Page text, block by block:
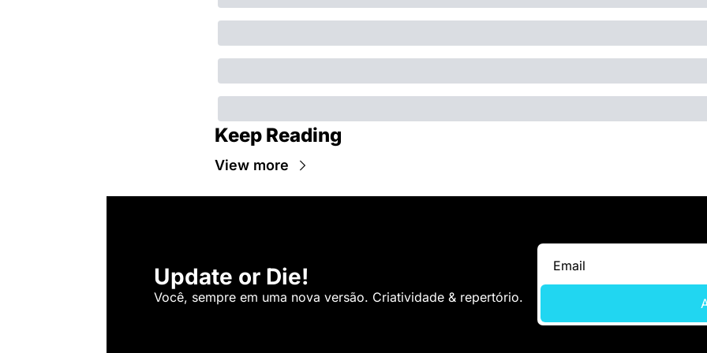
Keep Reading
View more
Update or Die!
Você, sempre em uma nova versão. Criatividade & repertório.